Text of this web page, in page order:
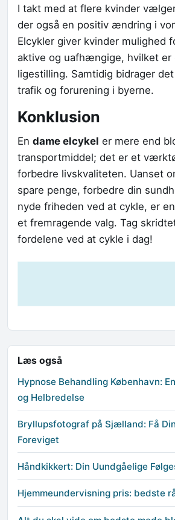
I takt med at flere kvinder
der også en positiv ændring i
Elcykler giver kvinder mulighed
aktive og uafhængige, hvilket er
ligestilling. Samtidig bidrager
trafik og forurening i byerne.
Konklusion
En dame elcykel er mere end
transportmiddel; det er et
forbedre livskvaliteten. Uanset
spare penge, forbedre din
nyde friheden ved at cykle, er en
et fremragende valg. Tag
fordelene ved at cykle i dag!
Læs også
Hypnose Behandling København:
og Helbredelse
Bryllupsfotograf på Sjælland: Få
Foreviget
Håndkikkert: Din Uundgåelige
Hjemmeundervisning pris: bedste